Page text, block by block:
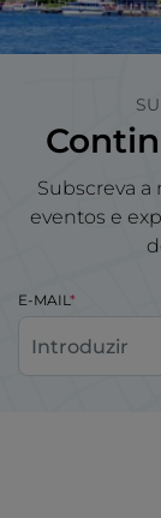
Subscreva a
eventos e
E-MAIL